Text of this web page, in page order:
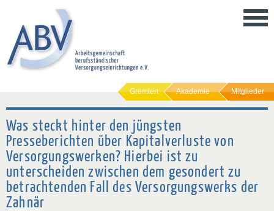
Gremien Akademie Mitglieder
Was steckt hinter den jüngsten
Presseberichten über Kapitalverluste von
Versorgungswerken? Hierbei ist zu
unterscheiden zwischen dem gesondert zu
betrachtenden Fall des Versorgungswerks der
Zahnär